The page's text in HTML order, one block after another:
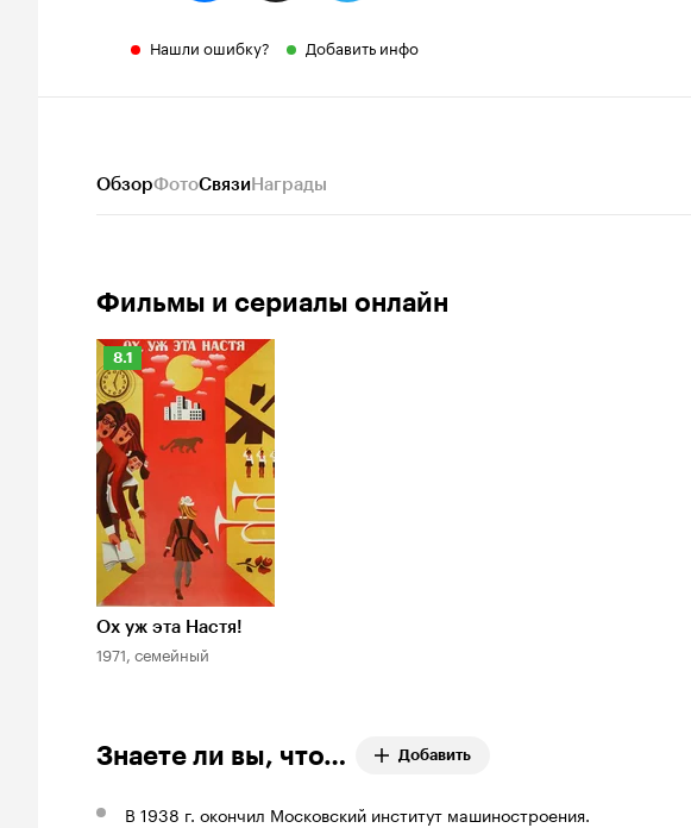
Нашли ошибку? Добавить инфо
ОбзорФотоСвязиНаграды
Фильмы и сериалы онлайн
Рейтинг
Кинопоиска
8.1
8.1
Ох уж эта Настя!
1971, семейный
Знаете ли вы, что… Добавить
В 1938 г. окончил Московский институт машиностроения.